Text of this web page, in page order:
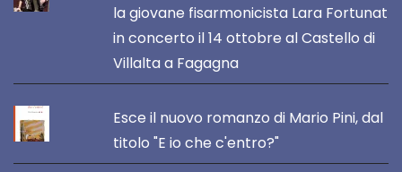
la giovane fisarmonicista Lara Fortunat
in concerto il 14 ottobre al Castello di
Villalta a Fagagna
Esce il nuovo romanzo di Mario Pini, dal
titolo "E io che c'entro?"